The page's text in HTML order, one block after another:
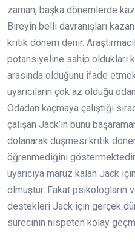
zaman, başka dönemlerde
Bireyin belli davranışları
kritik dönem denir.
potansiyeline sahip oldukları
arasında olduğunu ifade
uyarıcıların çok az olduğu
Odadan kaçmaya çalıştığı
çalışan Jack’in bunu
dolanarak düşmesi kritik
öğrenmediğini
uyarıcıya maruz kalan Jack
olmuştur. Fakat psikologların
destekleri Jack için gerçek
sürecinin nispeten kolay